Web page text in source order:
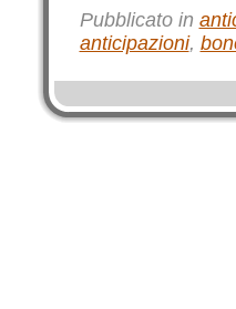
Pubblicato in
anticipazioni,